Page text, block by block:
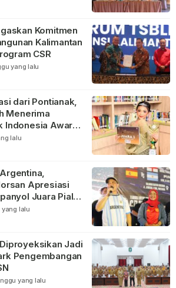
Komitmen
Kalimantan
CSR
yang lalu
dari Pontianak,
Menerima
Indonesia Awards
lalu
Apresiasi
Juara Piala
yang lalu
Jadi
Pengembangan
yang lalu